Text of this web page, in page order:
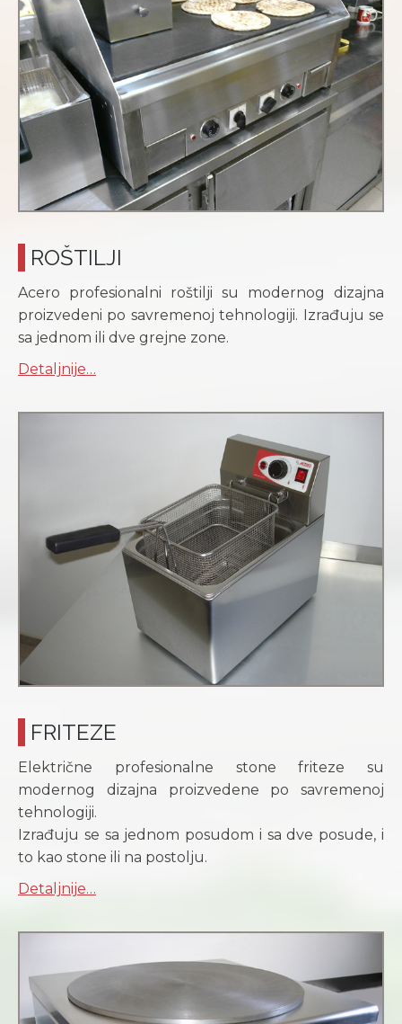
ROŠTILJI
Acero profesionalni roštilji su modernog dizajna
proizvedeni po savremenoj tehnologiji. Izrađuju se
sa jednom ili dve grejne zone.
Detaljnije…
FRITEZE
Električne profesionalne stone friteze su
modernog dizajna proizvedene po savremenoj
tehnologiji.
Izrađuju se sa jednom posudom i sa dve posude, i
to kao stone ili na postolju.
Detaljnije…